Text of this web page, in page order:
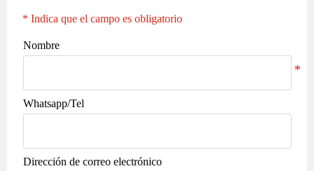
* Indica que el campo es obligatorio
Nombre
Whatsapp/Tel
Dirección de correo electrónico